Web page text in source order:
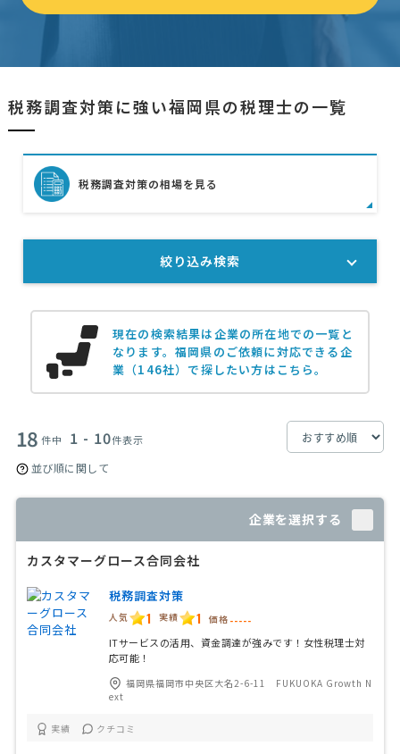
税務調査対策に強い福岡県の税理士の一覧
現在の検索結果は企業の所在地での一覧と
なります。福岡県のご依頼に対応できる企
業（146社）で探したい方はこちら。
18 件中 1 - 10件表示
並び順に関して
企業を選択する
カスタマーグロース合同会社
税務調査対策
人気 1 実績 1 価格 -----
ITサービスの活用、資金調達が強みです！女性税理士対
応可能！
福岡県福岡市中央区大名2-6-11 FUKUOKA Growth N
ext
実績 クチコミ
税務調査対策の相場を見る
絞り込み検索